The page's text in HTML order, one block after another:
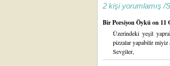
2 kişi yorumlamış /
Bir Porsiyon Öyküon 11
Üzerindeki yeşil
pizzalar yapabilir miyiz
Sevgiler,